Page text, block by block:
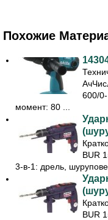
Похожие
600/
момент: 80 ...
BUR
3-в-1: дрель,
BUR